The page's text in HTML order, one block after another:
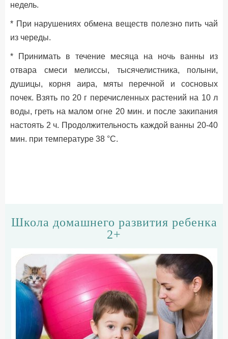
недель.
* При нарушениях обмена веществ полезно пить чай
из череды.
* Принимать в течение месяца на ночь ванны из
отвара смеси мелиссы, тысячелистника, полыни,
душицы, корня аира, мяты перечной и сосновых
почек. Взять по 20 г перечисленных растений на 10 л
воды, греть на малом огне 20 мин. и после закипания
настоять 2 ч. Продолжительность каждой ванны 20-40
мин. при температуре 38 °С.
Школа домашнего развития ребенка
2+